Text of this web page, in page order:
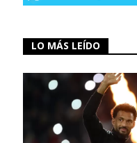
LO MÁS LEÍDO